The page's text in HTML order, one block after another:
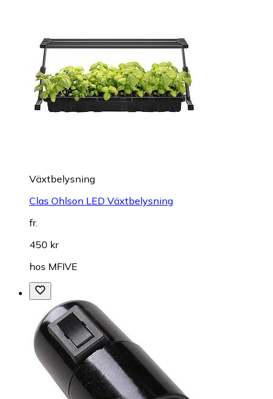
Växtbelysning
Clas Ohlson LED Växtbelysning
fr.
450 kr
hos MFIVE